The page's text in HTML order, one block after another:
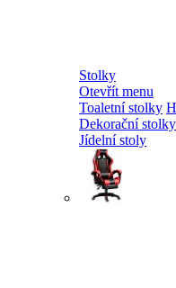
Stolky
Otevřít menu
Toaletní stolky
Dekorační stolky
Jídelní stoly